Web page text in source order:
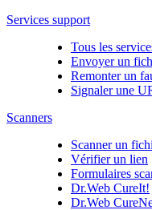
Services support
Tous les
Envoyer un
Remonter un
Signaler une
Scanners
Scanner un
Vérifier un lien
Formulaires
Dr.Web CureIt!
Dr.Web